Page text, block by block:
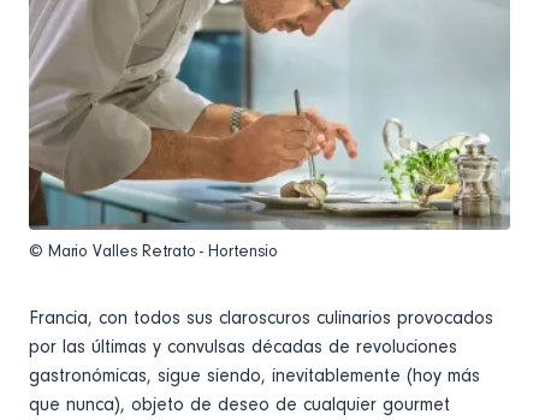
© Mario Valles Retrato - Hortensio
Francia, con todos sus claroscuros culinarios provocados
por las últimas y convulsas décadas de revoluciones
gastronómicas, sigue siendo, inevitablemente (hoy más
que nunca), objeto de deseo de cualquier gourmet